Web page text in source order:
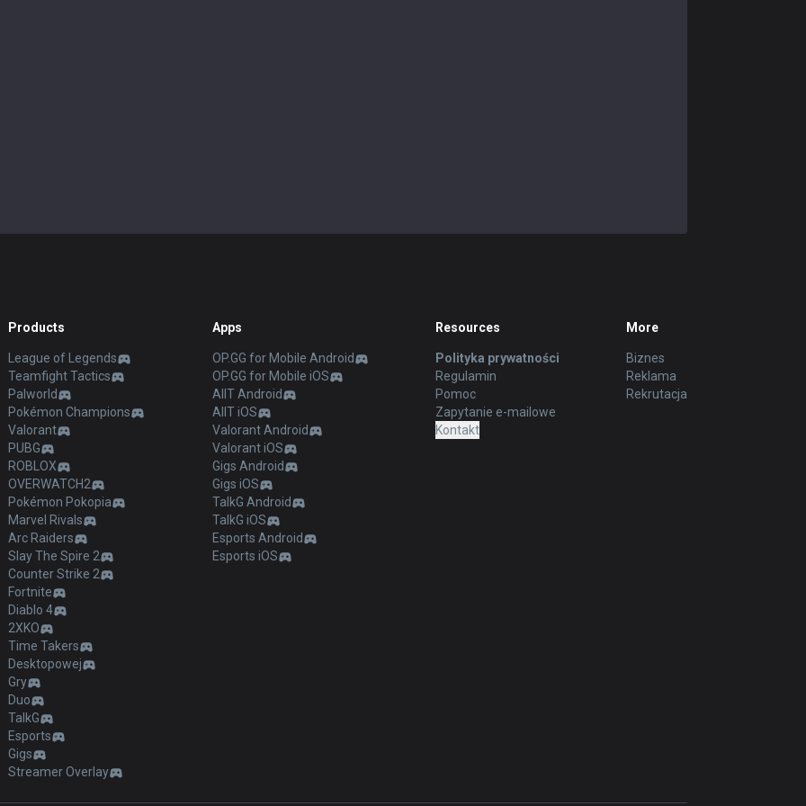
Products
League of Legends
Teamfight Tactics
Palworld
Pokémon Champions
Valorant
PUBG
ROBLOX
OVERWATCH2
Pokémon Pokopia
Marvel Rivals
Arc Raiders
Slay The Spire 2
Counter Strike 2
Fortnite
Diablo 4
2XKO
Time Takers
Desktopowej
Gry
Duo
TalkG
Esports
Gigs
Streamer Overlay
Apps
OP.GG for Mobile Android
OP.GG for Mobile iOS
AllT Android
AllT iOS
Valorant Android
Valorant iOS
Gigs Android
Gigs iOS
TalkG Android
TalkG iOS
Esports Android
Esports iOS
Resources
Polityka prywatności
Regulamin
Pomoc
Zapytanie e-mailowe
Kontakt
More
Biznes
Reklama
Rekrutacja